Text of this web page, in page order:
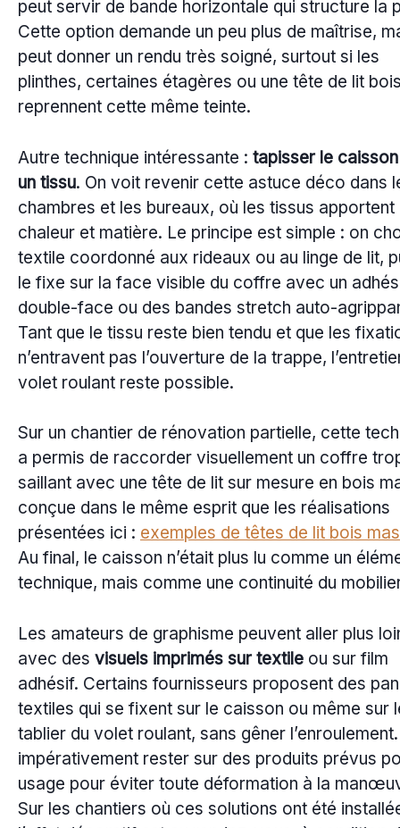
peut servir de bande horizontale qui structure la
Cette option demande un peu plus de maîtrise,
peut donner un rendu très soigné, surtout si les
plinthes, certaines étagères ou une tête de lit
reprennent cette même teinte.
Autre technique intéressante : tapisser le
un tissu. On voit revenir cette astuce déco dans
chambres et les bureaux, où les tissus apportent
chaleur et matière. Le principe est simple : on
textile coordonné aux rideaux ou au linge de lit,
le fixe sur la face visible du coffre avec un
double-face ou des bandes stretch auto-
Tant que le tissu reste bien tendu et que les
n’entravent pas l’ouverture de la trappe,
volet roulant reste possible.
Sur un chantier de rénovation partielle, cette
a permis de raccorder visuellement un coffre
saillant avec une tête de lit sur mesure en bois
conçue dans le même esprit que les réalisations
présentées ici : exemples de têtes de lit bois
Au final, le caisson n’était plus lu comme un
technique, mais comme une continuité du
Les amateurs de graphisme peuvent aller plus
avec des visuels imprimés sur textile ou sur film
adhésif. Certains fournisseurs proposent des
textiles qui se fixent sur le caisson ou même sur
tablier du volet roulant, sans gêner
impérativement rester sur des produits prévus
usage pour éviter toute déformation à la
Sur les chantiers où ces solutions ont été